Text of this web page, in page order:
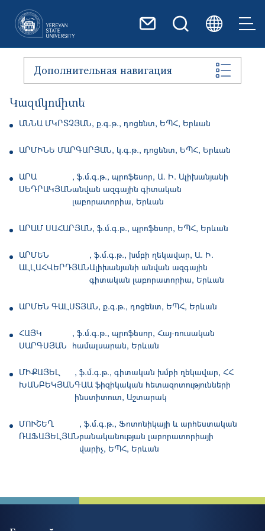
Дополнительная навигация
Կազմկոմիտե
ԱՆՆԱ ՄԿՐՏՉՅԱՆ ք.գ.թ., դոցենտ, ԵՊՀ, Երևան
ԱՐՄԻՆԵ ՄԱՐԳԱՐՅԱՆ կ.գ.թ., դոցենտ, ԵՊՀ, Երևան
ԱՐԱ
ՍԵԴՐԱԿՅԱՆ
ֆ.մ.գ.թ., պրոֆեսոր, Ա. Ի. Ալիխանյանի
անվան ազգային գիտական
լաբորատորիա, Երևան
ԱՐԱՄ ՍԱՀԱՐՅԱՆ ֆ.մ.գ.թ., պրոֆեսոր, ԵՊՀ, Երևան
ԱՐՄԵՆ
ԱԼԼԱՀՎԵՐԴՅԱՆ
ֆ.մ.գ.թ., խմբի ղեկավար, Ա. Ի.
Ալիխանյանի անվան ազգային
գիտական լաբորատորիա, Երևան
ԱՐՄԵՆ ԳԱԼՍՏՅԱՆ ք.գ.թ., դոցենտ, ԵՊՀ, Երևան
ՀԱՅԿ
ՍԱՐԳՍՅԱՆ
ֆ.մ.գ.թ., պրոֆեսոր, Հայ-ռուսական
համալսարան, Երևան
ՄԻՔԱՅԵԼ
ԽԱՆԲԵԿՅԱՆ
ֆ.մ.գ.թ., գիտական խմբի ղեկավար, ՀՀ
ԳԱԱ ֆիզիկական հետազոտությունների
ինստիտուտ, Աշտարակ
ՄՈՒՇԵՂ
ՌԱՖԱՅԵԼՅԱՆ
ֆ.մ.գ.թ., Ֆոտոնիկայի և արհեստական
բանականության լաբորատորիայի
վարիչ, ԵՊՀ, Երևան